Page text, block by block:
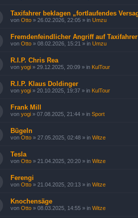
Taxifahrer beklagen „fortlaufendes
von Otto » 26.02.2026, 22:05 » in Umzu
Fremdenfeindlicher Angriff auf
von Otto » 08.02.2026, 15:21 » in Umzu
R.I.P. Chris Rea
von yogi » 29.12.2025, 20:09 » in KulTour
R.I.P. Klaus Doldinger
von yogi » 20.10.2025, 19:37 » in KulTour
Frank Mill
von yogi » 07.08.2025, 21:44 » in Sport
Bügeln
von Otto » 27.05.2025, 02:48 » in Witze
Tesla
von Otto » 21.04.2025, 20:20 » in Witze
Ferengi
von Otto » 21.04.2025, 20:13 » in Witze
Knochensäge
von Otto » 08.03.2025, 14:55 » in Witze